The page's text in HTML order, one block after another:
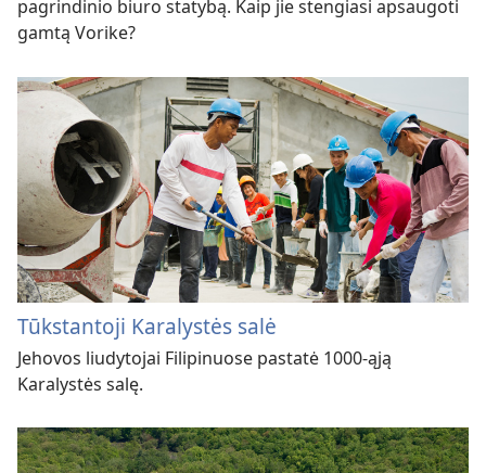
pagrindinio biuro statybą. Kaip jie stengiasi apsaugoti
gamtą Vorike?
Tūkstantoji Karalystės salė
Jehovos liudytojai Filipinuose pastatė 1000-ąją
Karalystės salę.